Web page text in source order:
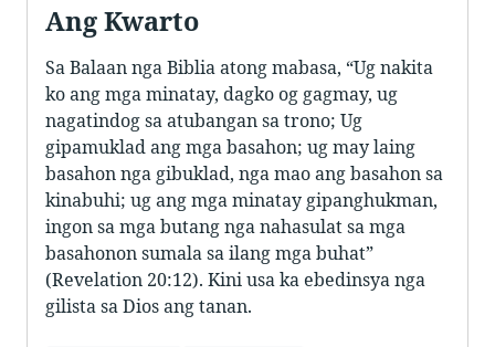
Ang Kwarto
Sa Balaan nga Biblia atong mabasa, “Ug nakita
ko ang mga minatay, dagko og gagmay, ug
nagatindog sa atubangan sa trono; Ug
gipamuklad ang mga basahon; ug may laing
basahon nga gibuklad, nga mao ang basahon sa
kinabuhi; ug ang mga minatay gipanghukman,
ingon sa mga butang nga nahasulat sa mga
basahonon sumala sa ilang mga buhat”
(Revelation 20:12). Kini usa ka ebedinsya nga
gilista sa Dios ang tanan.